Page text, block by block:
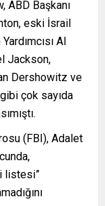
ABD Başkanı
eski İsrail
Al
Jackson,
Dershowitz ve
çok sayıda
(FBI), Adalet
listesi”